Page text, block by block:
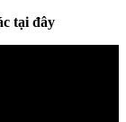
tại đây